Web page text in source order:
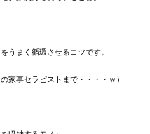
うまく循環させるコツです。
家事セラピストまで・・・・ｗ）